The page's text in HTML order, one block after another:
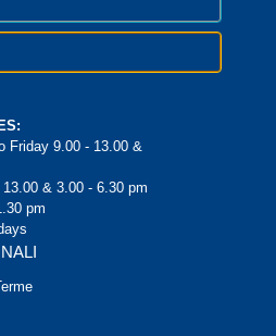
Friday 9.00 - 13.00 &
& 3.00 - 6.30 pm
pm